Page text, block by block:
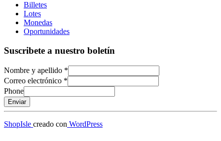
Billetes
Lotes
Monedas
Oportunidades
Suscribete a nuestro boletín
Nombre y apellido *
Correo electrónico *
Phone
Enviar
ShopIsle creado con WordPress